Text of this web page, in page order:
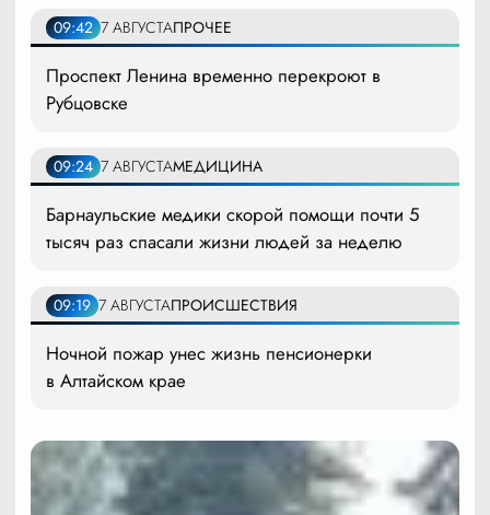
09:42 7 АВГУСТАПРОЧЕЕ
Проспект Ленина временно перекроют в
Рубцовске
09:24 7 АВГУСТАМЕДИЦИНА
Барнаульские медики скорой помощи почти 5
тысяч раз спасали жизни людей за неделю
09:19 7 АВГУСТАПРОИСШЕСТВИЯ
Ночной пожар унес жизнь пенсионерки
в Алтайском крае